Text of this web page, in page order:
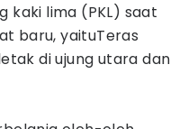
kaki lima (PKL) saat
baru, yaituTeras
di ujung utara dan